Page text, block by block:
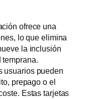
ofrece una
lo que elimina
la inclusión
usuarios pueden
prepago o el
Estas tarjetas